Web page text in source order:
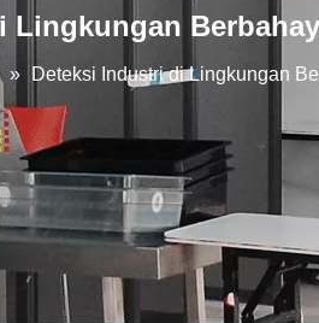
Lingkungan
» Deteksi Industri di Lingkungan